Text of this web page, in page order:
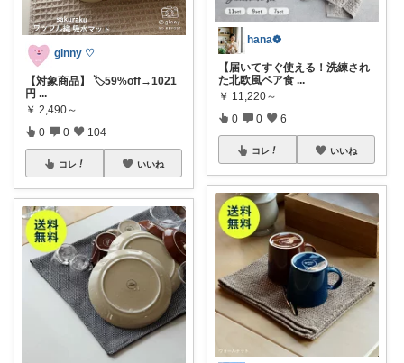
ginny ♡
【対象商品】 🏷️59%off→1021
円 ...
￥ 2,490～
0 0 104
コレ いいね
hana❁
【届いてすぐ使える！洗練され
た北欧風ペア食 ...
￥ 11,220～
0 0 6
コレ いいね